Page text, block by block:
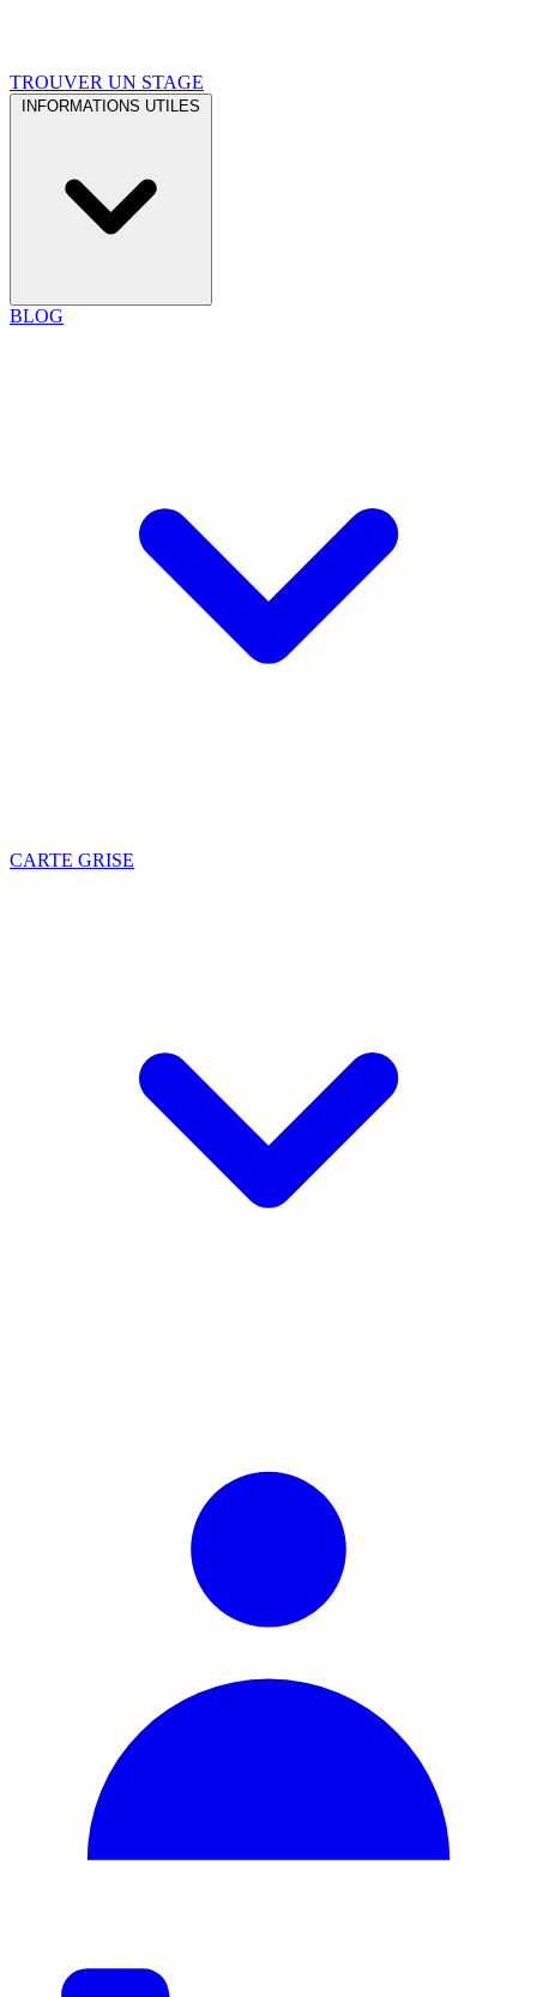
TROUVER UN STAGE
INFORMATIONS UTILES
BLOG
CARTE GRISE